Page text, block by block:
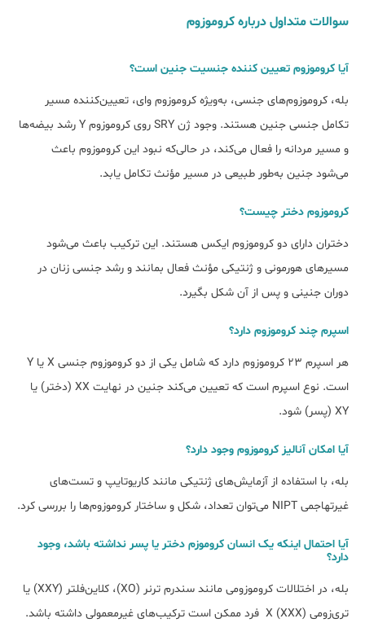
سوالات متداول درباره کروموزوم
آیا کروموزوم تعیین کننده جنسیت جنین است؟
بله، کروموزوم‌های جنسی، به‌ویژه کروموزوم وای، تعیین‌کننده مسیر
تکامل جنسی جنین هستند. وجود ژن SRY روی کروموزوم Y رشد بیضه‌ها
و مسیر مردانه را فعال می‌کند، در حالی‌که نبود این کروموزوم باعث
می‌شود جنین به‌طور طبیعی در مسیر مؤنث تکامل یابد.
کروموزوم دختر چیست؟
دختران دارای دو کروموزوم ایکس هستند. این ترکیب باعث می‌شود
مسیرهای هورمونی و ژنتیکی مؤنث فعال بمانند و رشد جنسی زنان در
دوران جنینی و پس از آن شکل بگیرد.
اسپرم چند کروموزوم دارد؟
هر اسپرم ۲۳ کروموزوم دارد که شامل یکی از دو کروموزوم جنسی X یا Y
است. نوع اسپرم است که تعیین می‌کند جنین در نهایت XX (دختر) یا
XY (پسر) شود.
آیا امکان آنالیز کروموزوم وجود دارد؟
بله، با استفاده از آزمایش‌های ژنتیکی مانند کاریوتایپ و تست‌های
غیرتهاجمی NIPT می‌توان تعداد، شکل و ساختار کروموزوم‌ها را بررسی کرد.
آیا احتمال اینکه یک انسان کروموزم دختر یا پسر نداشته باشد، وجود
دارد؟
بله، در اختلالات کروموزومی مانند سندرم ترنر (XO)، کلاین‌فلتر (XXY) یا
تری‌زومی X (XXX) فرد ممکن است ترکیب‌های غیرمعمولی داشته باشد.